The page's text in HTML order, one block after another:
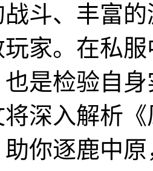
战斗、丰富
家。在私
是检验自
深入解析
助你逐鹿中